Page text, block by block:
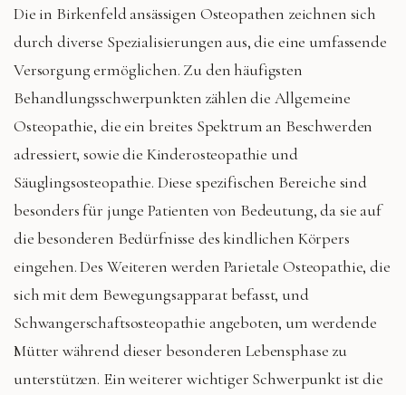
Die in Birkenfeld ansässigen Osteopathen zeichnen sich
durch diverse Spezialisierungen aus, die eine umfassende
Versorgung ermöglichen. Zu den häufigsten
Behandlungsschwerpunkten zählen die Allgemeine
Osteopathie, die ein breites Spektrum an Beschwerden
adressiert, sowie die Kinderosteopathie und
Säuglingsosteopathie. Diese spezifischen Bereiche sind
besonders für junge Patienten von Bedeutung, da sie auf
die besonderen Bedürfnisse des kindlichen Körpers
eingehen. Des Weiteren werden Parietale Osteopathie, die
sich mit dem Bewegungsapparat befasst, und
Schwangerschaftsosteopathie angeboten, um werdende
Mütter während dieser besonderen Lebensphase zu
unterstützen. Ein weiterer wichtiger Schwerpunkt ist die